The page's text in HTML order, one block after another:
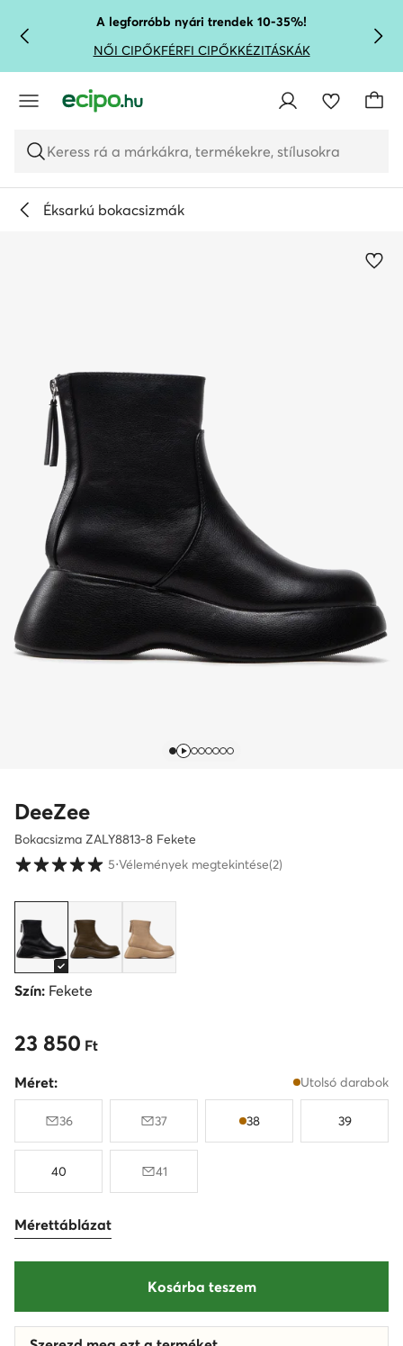
UGRÁS A FŐ TARTALOMRA
UGRÁS A KERESÉSHEZA legforróbb nyári trendek 10-35%!
NŐI CIPŐKFÉRFI CIPŐKKÉZITÁSKÁK
Keress rá a márkákra, termékekre, stílusokra
Éksarkú bokacsizmák
DeeZee
Bokacsizma ZALY8813-8 Fekete
Vásárlói értékelések 1-5 skálán
5⋅Vélemények megtekintése(2)
Szín: Fekete
23 850 Ft
23 850 Ft
Méret: Utolsó darabok
36 37 38 39
40 41
Mérettáblázat
Kosárba teszem